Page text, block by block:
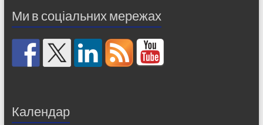
Ми в соціальних мережах
Календар